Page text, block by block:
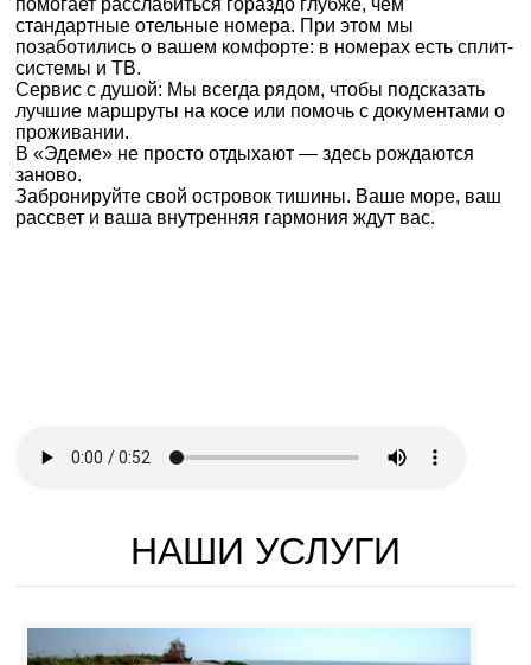
помогает расслабиться гораздо глубже, чем
стандартные отельные номера. При этом мы
позаботились о вашем комфорте: в номерах есть сплит-
системы и ТВ.
Сервис с душой: Мы всегда рядом, чтобы подсказать
лучшие маршруты на косе или помочь с документами о
проживании.
В «Эдеме» не просто отдыхают — здесь рождаются
заново.
Забронируйте свой островок тишины. Ваше море, ваш
рассвет и ваша внутренняя гармония ждут вас.
НАШИ УСЛУГИ